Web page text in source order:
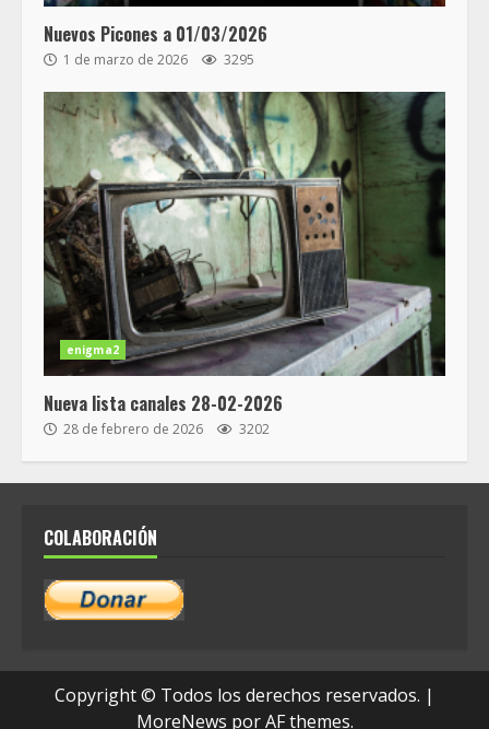
Nuevos Picones a 01/03/2026
1 de marzo de 2026 3295
enigma2
Nueva lista canales 28-02-2026
28 de febrero de 2026 3202
COLABORACIÓN
Copyright © Todos los derechos reservados. |
MoreNews por AF themes.